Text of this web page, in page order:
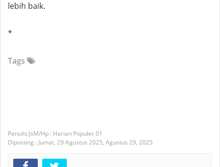
lebih baik.
*
Tags
JsM/Hp : Harian Populer 01
Diposting : Jumat, 29 Agustus 2025, Agustus 29, 2025